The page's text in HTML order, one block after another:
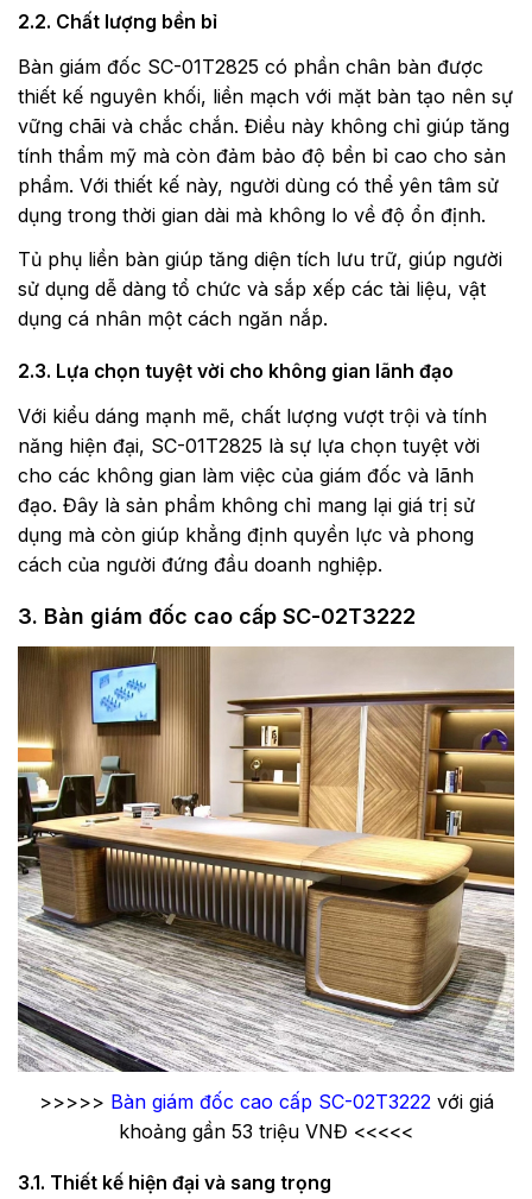
2.2. Chất lượng bền bỉ
Bàn giám đốc SC-01T2825 có phần chân bàn được
thiết kế nguyên khối, liền mạch với mặt bàn tạo nên sự
vững chãi và chắc chắn. Điều này không chỉ giúp tăng
tính thẩm mỹ mà còn đảm bảo độ bền bỉ cao cho sản
phẩm. Với thiết kế này, người dùng có thể yên tâm sử
dụng trong thời gian dài mà không lo về độ ổn định.
Tủ phụ liền bàn giúp tăng diện tích lưu trữ, giúp người
sử dụng dễ dàng tổ chức và sắp xếp các tài liệu, vật
dụng cá nhân một cách ngăn nắp.
2.3. Lựa chọn tuyệt vời cho không gian lãnh đạo
Với kiểu dáng mạnh mẽ, chất lượng vượt trội và tính
năng hiện đại, SC-01T2825 là sự lựa chọn tuyệt vời
cho các không gian làm việc của giám đốc và lãnh
đạo. Đây là sản phẩm không chỉ mang lại giá trị sử
dụng mà còn giúp khẳng định quyền lực và phong
cách của người đứng đầu doanh nghiệp.
3. Bàn giám đốc cao cấp SC-02T3222
>>>>> Bàn giám đốc cao cấp SC-02T3222 với giá
khoảng gần 53 triệu VNĐ <<<<<
3.1. Thiết kế hiện đại và sang trọng